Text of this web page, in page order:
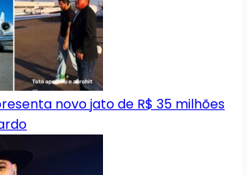
novo jato de R$ 35 milhões